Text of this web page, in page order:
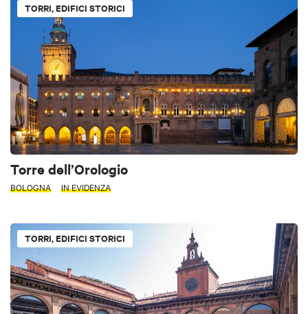
TORRI, EDIFICI STORICI
Torre dell’Orologio
BOLOGNA IN EVIDENZA
TORRI, EDIFICI STORICI